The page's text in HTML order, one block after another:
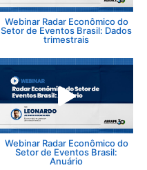
Webinar Radar Econômico do
Setor de Eventos Brasil: Dados
trimestrais
Webinar Radar Econômico do
Setor de Eventos Brasil:
Anuário